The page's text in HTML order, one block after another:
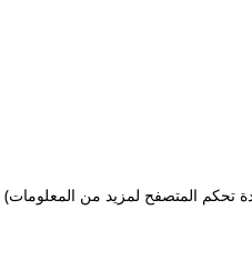
تحكم المتصفح لمزيد من المعلومات)